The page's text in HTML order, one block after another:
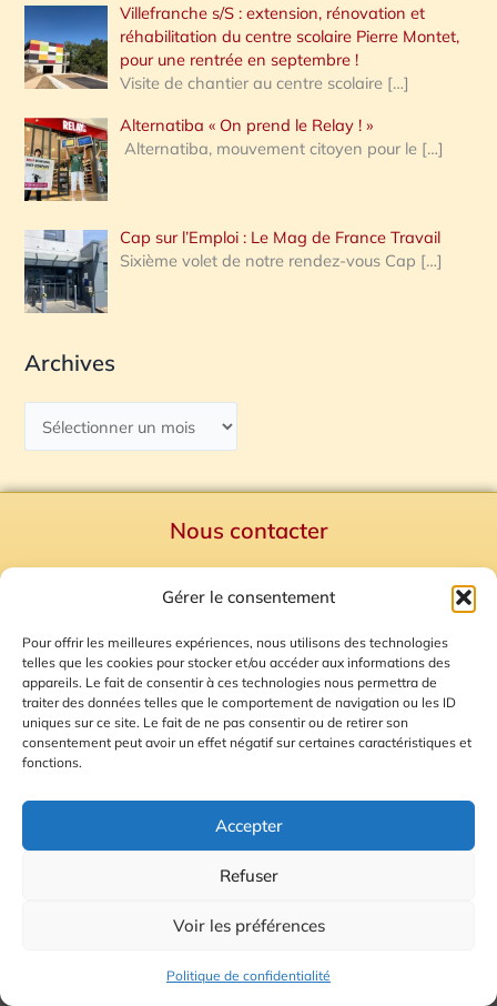
Gérer le consentement
Pour offrir les meilleures expériences, nous utilisons des technologies
telles que les cookies pour stocker et/ou accéder aux informations des
appareils. Le fait de consentir à ces technologies nous permettra de
traiter des données telles que le comportement de navigation ou les ID
uniques sur ce site. Le fait de ne pas consentir ou de retirer son
consentement peut avoir un effet négatif sur certaines caractéristiques et
fonctions.
Accepter
Refuser
Voir les préférences
Politique de confidentialité
Villefranche s/S : extension, rénovation et
réhabilitation du centre scolaire Pierre Montet,
pour une rentrée en septembre !
Visite de chantier au centre scolaire […]
Alternatiba « On prend le Relay ! »
Alternatiba, mouvement citoyen pour le […]
Cap sur l’Emploi : Le Mag de France Travail
Sixième volet de notre rendez-vous Cap […]
Archives
Nous contacter
Mentions Légales
Plan du site
Gestion des Cookies
© 2026 Radio Calade